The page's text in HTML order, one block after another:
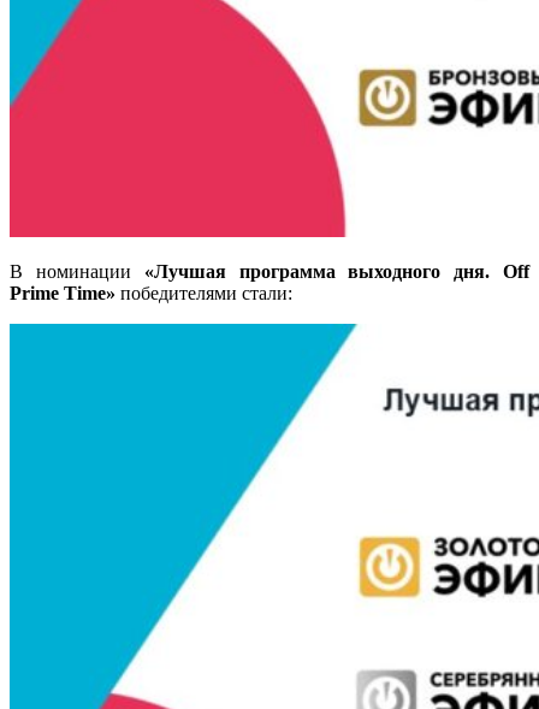
В номинации «Лучшая программа выходного дня. Off
Prime Time» победителями стали: